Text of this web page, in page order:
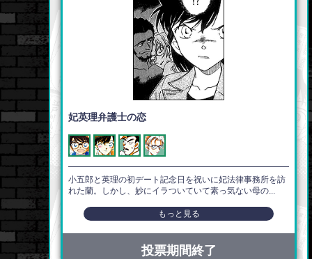
妃英理弁護士の恋
小五郎と英理の初デート記念日を祝いに妃法律事務所を訪
れた蘭。しかし、妙にイラついていて素っ気ない母の...
もっと見る
投票期間終了